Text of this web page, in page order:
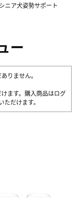
ニア犬姿勢サポート
ー
りません。
ます。購入商品はログ
ただけます。